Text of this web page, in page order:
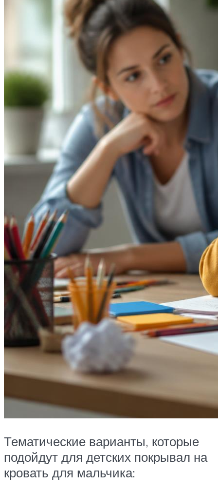
Тематические варианты, которые
подойдут для детских покрывал на
кровать для мальчика: